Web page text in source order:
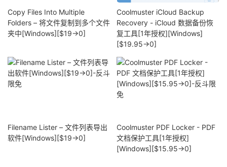
Copy Files Into Multiple
Folders – 将文件复制到多个文件
夹中[Windows][$19→0]
Coolmuster iCloud Backup
Recovery - iCloud 数据备份恢
复工具[1年授权][Windows]
[$19.95→0]
Filename Lister – 文件列表导出
软件[Windows][$19→0]
Coolmuster PDF Locker - PDF
文档保护工具[1年授权]
[Windows][$15.95→0]